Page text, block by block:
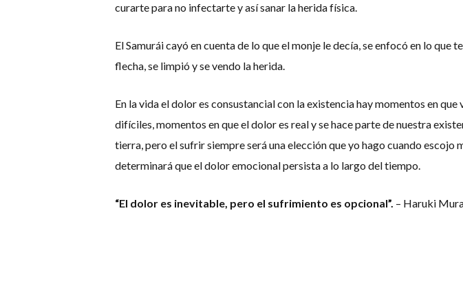
curarte para no infectarte y así sanar la herida física.
El Samurái cayó en cuenta de lo que el monje le decía, se enfocó en lo que
flecha, se limpió y se vendo la herida.
En la vida el dolor es consustancial con la existencia hay momentos en
difíciles, momentos en que el dolor es real y se hace parte de nuestra
tierra, pero el sufrir siempre será una elección que yo hago cuando escojo
determinará que el dolor emocional persista a lo largo del tiempo.
“El dolor es inevitable, pero el sufrimiento es opcional”. – Haruki